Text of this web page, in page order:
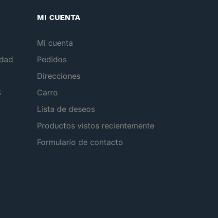
MI CUENTA
Mi cuenta
Pedidos
Direcciones
Carro
Lista de deseos
Productos vistos recientemente
Formulario de contacto